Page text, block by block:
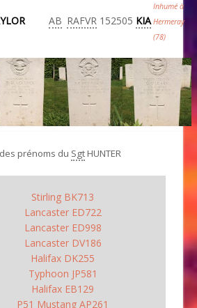
AB RAFVR 152505 KIA
Inhumé à
Hermeray
(78)
prénoms du SgtHUNTER
Stirling BK713
Lancaster ED722
Lancaster ED998
Lancaster DV186
Halifax DK255
Typhoon JP581
Halifax EB129
P51 Mustang AP261